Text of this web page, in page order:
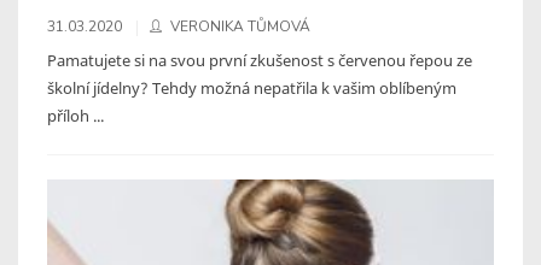
31.03.2020 VERONIKA TŮMOVÁ
Pamatujete si na svou první zkušenost s červenou řepou ze
školní jídelny? Tehdy možná nepatřila k vašim oblíbeným
příloh ...